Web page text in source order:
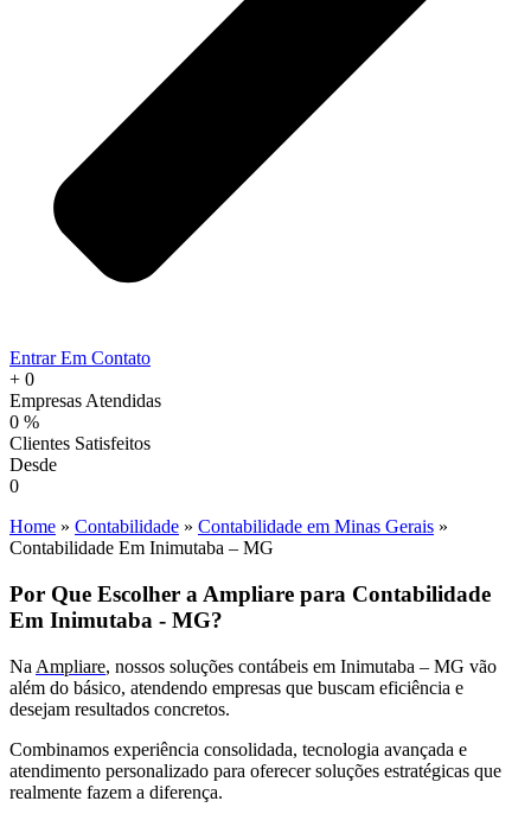
Entrar Em Contato
+ 0
Empresas Atendidas
0 %
Clientes Satisfeitos
Desde
0
Home » Contabilidade » Contabilidade em Minas Gerais »
Contabilidade Em Inimutaba – MG
Por Que Escolher a Ampliare para Contabilidade
Em Inimutaba - MG?
Na Ampliare, nossos soluções contábeis em Inimutaba – MG vão
além do básico, atendendo empresas que buscam eficiência e
desejam resultados concretos.
Combinamos experiência consolidada, tecnologia avançada e
atendimento personalizado para oferecer soluções estratégicas que
realmente fazem a diferença.